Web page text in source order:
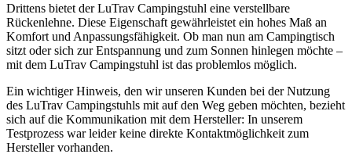
Drittens bietet der LuTrav Campingstuhl eine verstellbare
Rückenlehne. Diese Eigenschaft gewährleistet ein hohes Maß an
Komfort und Anpassungsfähigkeit. Ob man nun am Campingtisch
sitzt oder sich zur Entspannung und zum Sonnen hinlegen möchte –
mit dem LuTrav Campingstuhl ist das problemlos möglich.
Ein wichtiger Hinweis, den wir unseren Kunden bei der Nutzung
des LuTrav Campingstuhls mit auf den Weg geben möchten, bezieht
sich auf die Kommunikation mit dem Hersteller: In unserem
Testprozess war leider keine direkte Kontaktmöglichkeit zum
Hersteller vorhanden.